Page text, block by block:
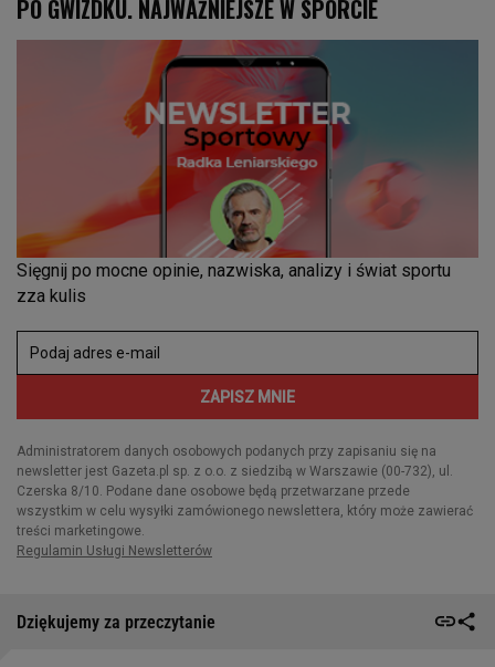
Dziękujemy za przeczytanie